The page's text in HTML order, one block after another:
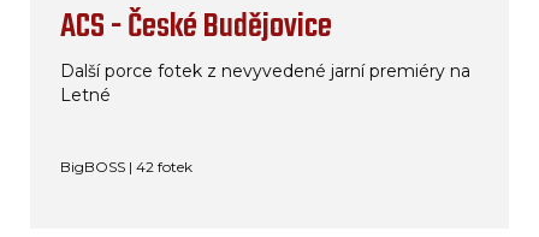
ACS - České Budějovice
Další porce fotek z nevyvedené jarní premiéry na
Letné
BigBOSS | 42 fotek